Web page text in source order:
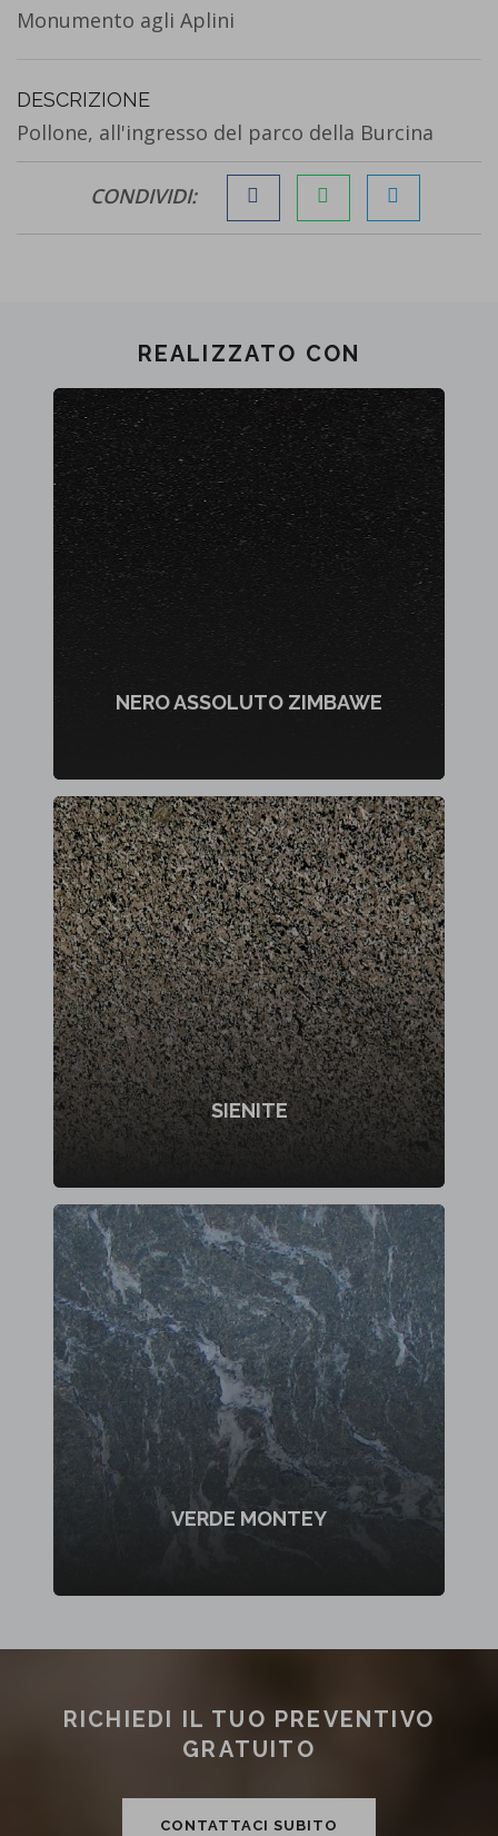
Monumento agli Aplini
DESCRIZIONE
Pollone, all'ingresso del parco della Burcina
CONDIVIDI:
REALIZZATO CON
NERO ASSOLUTO ZIMBAWE
SIENITE
VERDE MONTEY
RICHIEDI IL TUO PREVENTIVO
GRATUITO
CONTATTACI SUBITO